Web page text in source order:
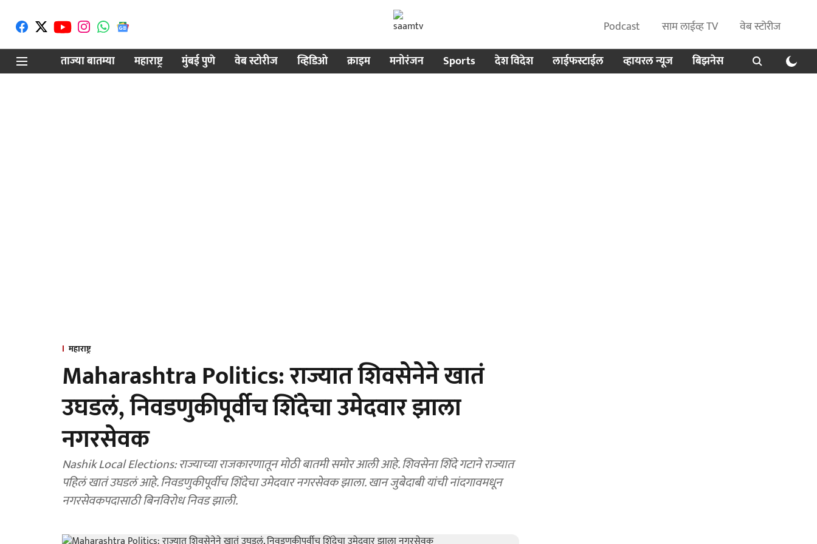
Podcast साम लाईव्ह TV
वेब स्टोरीज
ताज्या बातम्या
महाराष्ट्र मुंबई पुणे वेब स्टोरीज व्हिडिओ क्राइम मनोरंजन Sports देश विदेश लाईफस्टाईल व्हायरल न्यूज बिझनेस
महाराष्ट्र
Maharashtra Politics: राज्यात शिवसेनेने खातं
उघडलं, निवडणुकीपूर्वीच शिंदेचा उमेदवार झाला
नगरसेवक
Nashik Local Elections: राज्याच्या राजकारणातून मोठी बातमी समोर आली आहे. शिवसेना शिंदे गटाने राज्यात
पहिलं खातं उघडलं आहे. निवडणुकीपूर्वीच शिंदेचा उमेदवार नगरसेवक झाला. खान जुबेदाबी यांची नांदगावमधून
नगरसेवकपदासाठी बिनविरोध निवड झाली.